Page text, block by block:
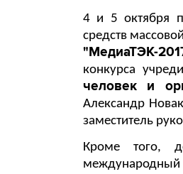
4 и 5 октября
средств
"МедиаТЭК-
конкурса
человек и
Александр
заместитель
Кроме того,
международный